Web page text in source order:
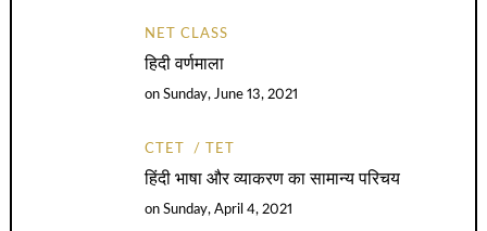
NET CLASS
हिदी वर्णमाला
onSunday, June 13, 2021
CTET TET
हिंदी भाषा और व्याकरण का सामान्य परिचय
onSunday, April 4, 2021